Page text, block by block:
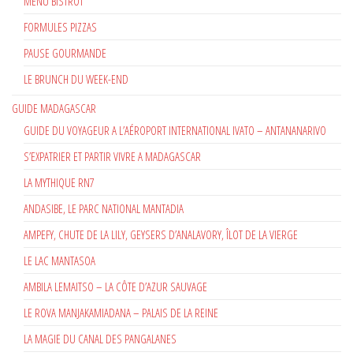
FORMULES PIZZAS
PAUSE GOURMANDE
LE BRUNCH DU WEEK-END
GUIDE MADAGASCAR
GUIDE DU VOYAGEUR A L’AÉROPORT INTERNATIONAL IVATO – ANTANANARIVO
S’EXPATRIER ET PARTIR VIVRE A MADAGASCAR
LA MYTHIQUE RN7
ANDASIBE, LE PARC NATIONAL MANTADIA
AMPEFY, CHUTE DE LA LILY, GEYSERS D’ANALAVORY, ÎLOT DE LA VIERGE
LE LAC MANTASOA
AMBILA LEMAITSO – LA CÔTE D’AZUR SAUVAGE
LE ROVA MANJAKAMIADANA – PALAIS DE LA REINE
LA MAGIE DU CANAL DES PANGALANES